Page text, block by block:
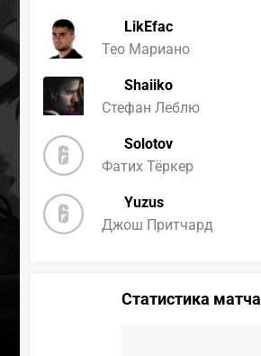
LikEfac
Тео Мариано
Shaiiko
Стефан Леблю
Solotov
Фатих Тёркер
Yuzus
Джош Притчард
Статистика матча